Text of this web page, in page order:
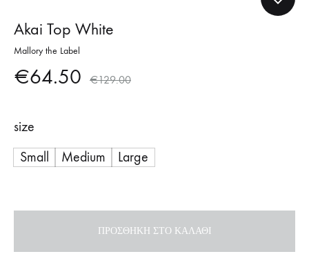
Akai Top White
Mallory the Label
€64.50 €129.00
size
Small
Medium Large
ΠΡΟΣΘΉΚΗ ΣΤΟ ΚΑΛΆΘΙ